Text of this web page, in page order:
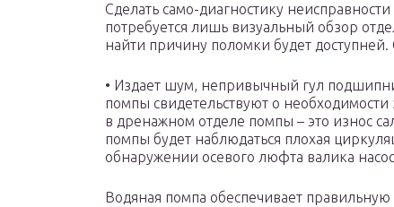
Сделать само-диагностику
потребуется лишь визуальный обзор
найти причину поломки будет
• Издает шум, непривычный гул
помпы свидетельствуют о
в дренажном отделе помпы – это износ
помпы будет наблюдаться плохая
обнаружении осевого люфта валика
Водяная помпа обеспечивает